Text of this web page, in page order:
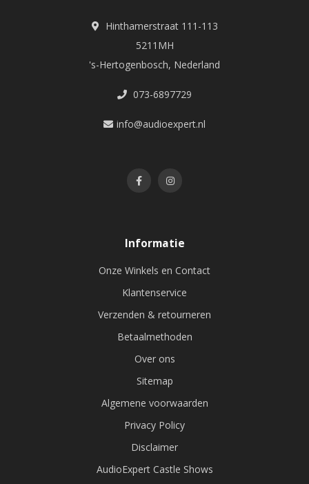
Hinthamerstraat 111-113
5211MH
's-Hertogenbosch, Nederland
073-6897729
info@audioexpert.nl
Informatie
Onze Winkels en Contact
Klantenservice
Verzenden & retourneren
Betaalmethoden
Over ons
Sitemap
Algemene voorwaarden
Privacy Policy
Disclaimer
AudioExpert Castle Shows